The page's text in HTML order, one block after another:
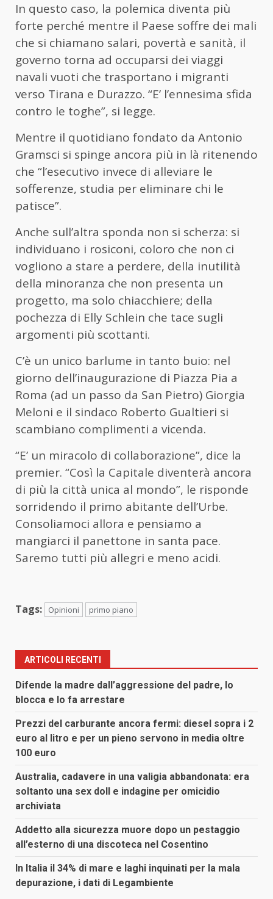
In questo caso, la polemica diventa più
forte perché mentre il Paese soffre dei mali
che si chiamano salari, povertà e sanità, il
governo torna ad occuparsi dei viaggi
navali vuoti che trasportano i migranti
verso Tirana e Durazzo. “E’ l’ennesima sfida
contro le toghe”, si legge.
Mentre il quotidiano fondato da Antonio
Gramsci si spinge ancora più in là ritenendo
che “l’esecutivo invece di alleviare le
sofferenze, studia per eliminare chi le
patisce”.
Anche sull’altra sponda non si scherza: si
individuano i rosiconi, coloro che non ci
vogliono a stare a perdere, della inutilità
della minoranza che non presenta un
progetto, ma solo chiacchiere; della
pochezza di Elly Schlein che tace sugli
argomenti più scottanti.
C’è un unico barlume in tanto buio: nel
giorno dell’inaugurazione di Piazza Pia a
Roma (ad un passo da San Pietro) Giorgia
Meloni e il sindaco Roberto Gualtieri si
scambiano complimenti a vicenda.
“E’ un miracolo di collaborazione”, dice la
premier. “Così la Capitale diventerà ancora
di più la città unica al mondo”, le risponde
sorridendo il primo abitante dell’Urbe.
Consoliamoci allora e pensiamo a
mangiarci il panettone in santa pace.
Saremo tutti più allegri e meno acidi.
Tags: Opinioni primo piano
ARTICOLI RECENTI
Difende la madre dall’aggressione del padre, lo
blocca e lo fa arrestare
Prezzi del carburante ancora fermi: diesel sopra i 2
euro al litro e per un pieno servono in media oltre
100 euro
Australia, cadavere in una valigia abbandonata: era
soltanto una sex doll e indagine per omicidio
archiviata
Addetto alla sicurezza muore dopo un pestaggio
all’esterno di una discoteca nel Cosentino
In Italia il 34% di mare e laghi inquinati per la mala
depurazione, i dati di Legambiente